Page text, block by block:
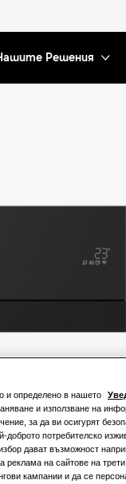
Решения
и определено в нашето
и използване на
за да ви осигурят
доброто потребителско
дават възможност
реклама на сайтове на
кампании и да се